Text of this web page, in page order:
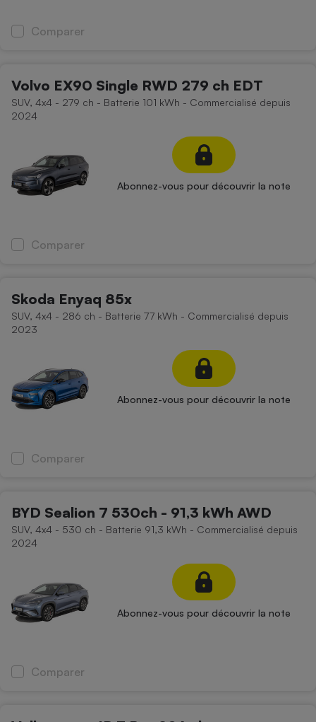
Comparer
Volvo EX90 Single RWD 279 ch EDT
SUV, 4x4 - 279 ch - Batterie 101 kWh - Commercialisé depuis
2024
Abonnez-vous pour découvrir la note
Comparer
Skoda Enyaq 85x
SUV, 4x4 - 286 ch - Batterie 77 kWh - Commercialisé depuis
2023
Abonnez-vous pour découvrir la note
Comparer
BYD Sealion 7 530ch - 91,3 kWh AWD
SUV, 4x4 - 530 ch - Batterie 91,3 kWh - Commercialisé depuis
2024
Abonnez-vous pour découvrir la note
Comparer